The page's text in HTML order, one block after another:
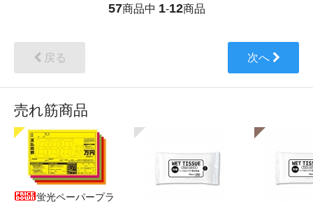
57商品中 1-12商品
戻る 次へ
売れ筋商品
蛍光ペーパープラ